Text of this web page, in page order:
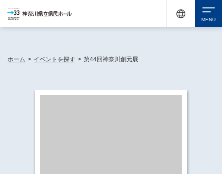
ホーム > イベントを探す > 第44回神奈川創元展